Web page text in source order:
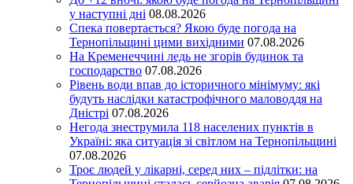
у наступні дні 08.08.2026
Спека повертається? Якою буде погода на
Тернопільщині цими вихідними 07.08.2026
На Кременеччині ледь не згорів будинок та
господарство 07.08.2026
Рівень води впав до історичного мінімуму: які
будуть наслідки катастрофічного маловоддя на
Дністрі 07.08.2026
Негода знеструмила 118 населених пунктів в
Україні: яка ситуація зі світлом на Тернопільщині
07.08.2026
Троє людей у лікарні, серед них – підлітки: на